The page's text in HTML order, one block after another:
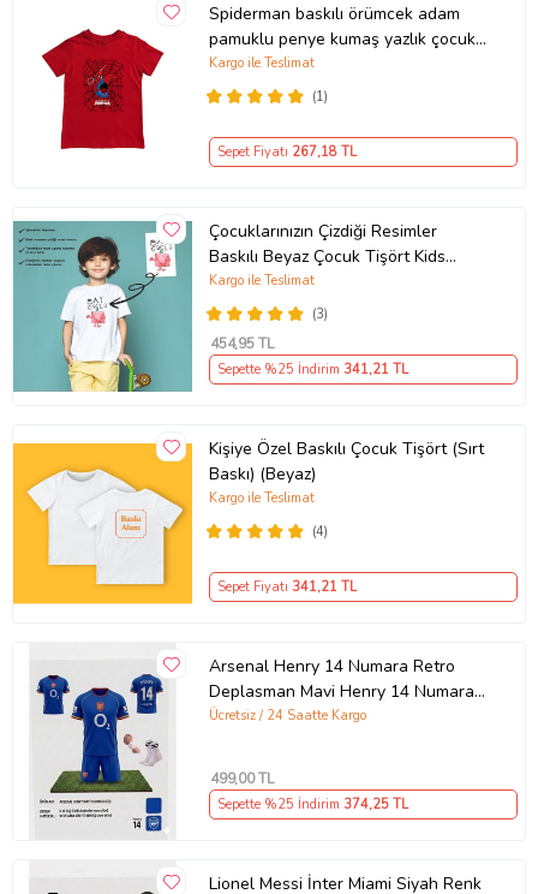
Spiderman baskılı örümcek adam
pamuklu penye kumaş yazlık çocuk
tişört (Kırmızı)
(1)
Kargo ile Teslimat
Sepet Fiyatı 267,18 TL
Çocuklarınızın Çizdiği Resimler
Baskılı Beyaz Çocuk Tişört Kids
Tshirt
(3)
Kargo ile Teslimat
454,95 TL
Sepette %25 İndirim 341,21 TL
Kişiye Özel Baskılı Çocuk Tişört (Sırt
Baskı) (Beyaz)
(4)
Kargo ile Teslimat
Sepet Fiyatı 341,21 TL
Arsenal Henry 14 Numara Retro
Deplasman Mavi Henry 14 Numara
Çocuk Forma Takımı 4 Parça Çorap
Ücretsiz / 24 Saatte Kargo
499,00 TL
Sepette %25 İndirim 374,25 TL
Lionel Messi İnter Miami Siyah Renk